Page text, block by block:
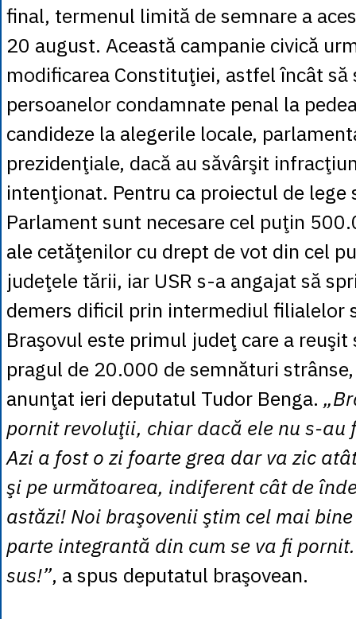
final, termenul limită de semnare a
20 august. Această campanie civică
modificarea Constituţiei, astfel încât să
persoanelor condamnate penal la
candideze la alegerile locale,
prezidenţiale, dacă au săvârşit
intenţionat. Pentru ca proiectul de lege
Parlament sunt necesare cel puţin
ale cetăţenilor cu drept de vot din cel
judeţele tării, iar USR s-a angajat să
demers dificil prin intermediul filialelor
Braşovul este primul judeţ care a reuşit
pragul de 20.000 de semnături
anunţat ieri deputatul Tudor Benga.
pornit revoluţii, chiar dacă ele nu s-
Azi a fost o zi foarte grea dar va zic
şi pe următoarea, indiferent cât de
astăzi! Noi braşovenii ştim cel mai
parte integrantă din cum se va fi
sus!”, a spus deputatul braşovean.